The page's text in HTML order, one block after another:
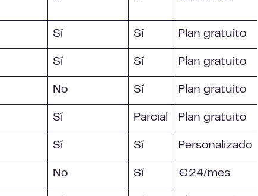
Sí Sí Plan gratuito
Sí Sí Plan gratuito
No Sí Plan gratuito
Sí Parcial Plan gratuito
Sí Sí Personalizado
No Sí €24/mes